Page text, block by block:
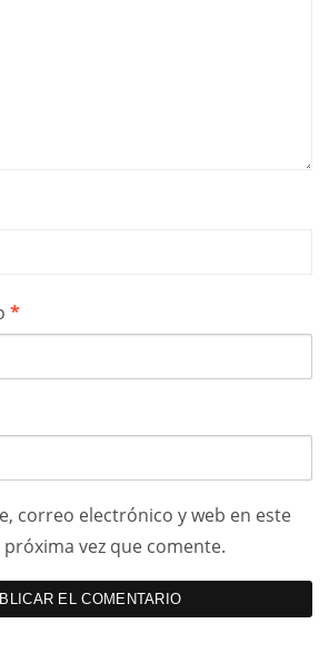
*
correo electrónico y web en este
vez que comente.